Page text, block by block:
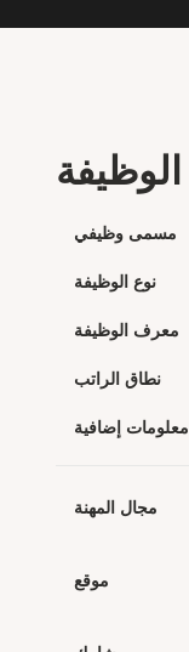
مسمى وظيفي
نوع الوظيفة
معرف الوظيفة
نطاق الراتب
معلومات إضافية
مجال المهنة
موقع